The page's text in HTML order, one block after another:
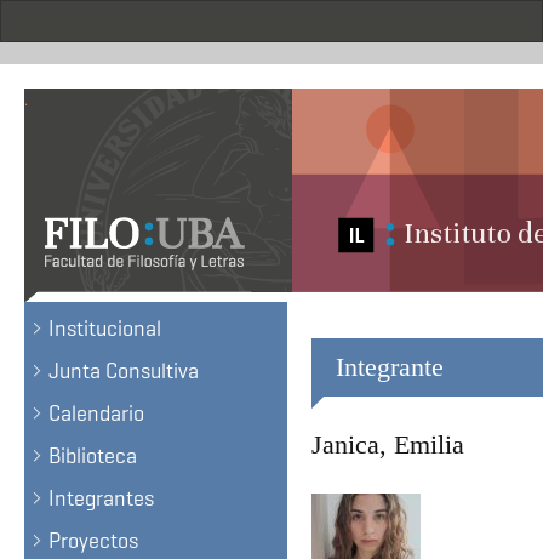
.
Institucional
Junta Consultiva
Calendario
Biblioteca
Integrantes
Proyectos
Integrante
Janica, Emilia